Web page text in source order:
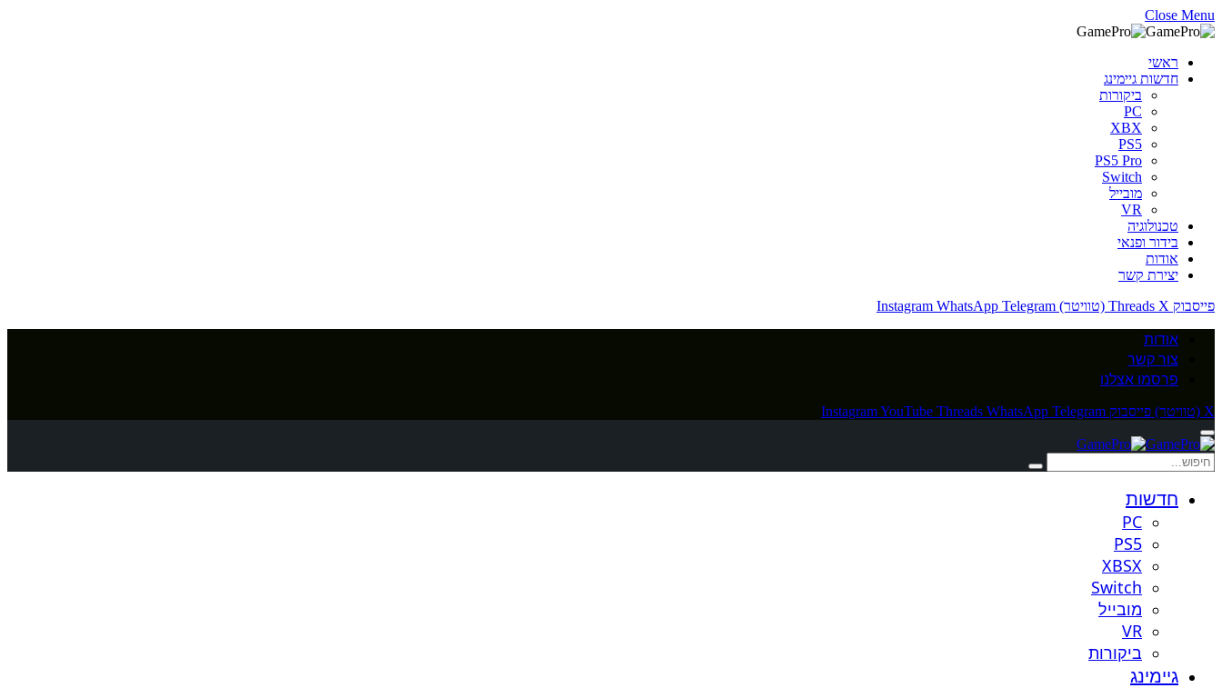
Close Menu
ראשי
חדשות גיימינג
ביקורות
PC
XBX
PS5
PS5 Pro
Switch
מובייל
VR
טכנולוגיה
בידור ופנאי
אודות
יצירת קשר
פייסבוק
Threads X (טוויטר) Instagram WhatsApp Telegram
אודות
צור קשר
פרסמו אצלנו
X (טוויטר) פייסבוק InstagramYouTube Threads WhatsApp Telegram
חדשות
PC
PS5
XBSX
Switch
מובייל
VR
ביקורות
גיימינג